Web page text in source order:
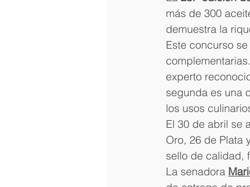
más de 300
demuestra la
Este concurso
experto
segunda es una
los usos
El 30 de abril se
Oro, 26 de Plata
sello de calidad,
La senadora